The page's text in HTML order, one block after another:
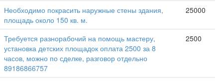
Необходимо покрасить наружные стены здания,
площадь около 150 кв. м.
25000
Требуется разнорабочий на помощь мастеру,
установка детских площадок оплата 2500 за 8
часов, можно по сделке, разговор отдельно
89186866757
2500